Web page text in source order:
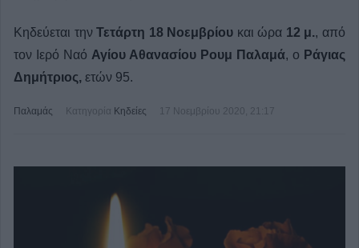
Κηδεύεται τηνΤετάρτη 18 Νοεμβρίου και ώρα 12 μ., από
τον Ιερό Ναό Αγίου Αθανασίου Ρουμ Παλαμά, ο Ράγιας
Δημήτριος, ετών 95.
Παλαμάς Κατηγορία Κηδείες 17 Νοεμβρίου 2020, 21:17